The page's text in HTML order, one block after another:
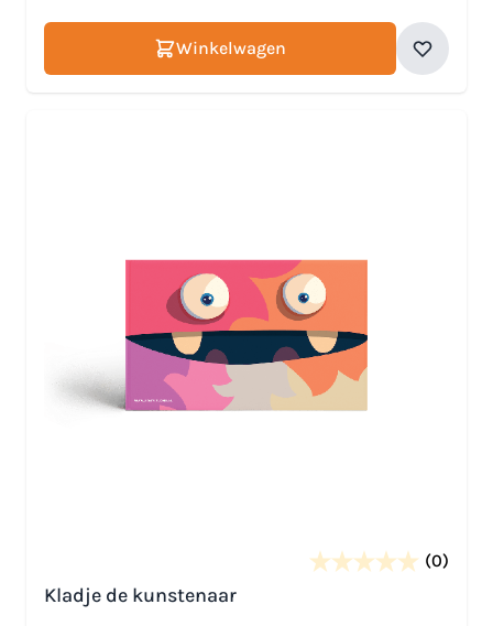
Winkelwagen
(0)
Kladje de kunstenaar